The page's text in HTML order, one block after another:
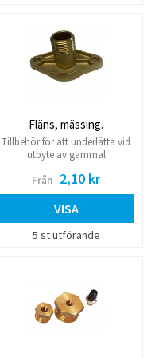
Fläns, mässing.
Tillbehör för att underlätta vid
utbyte av gammal
löstagbar pump vid
vinterförvaring. Bulthål 95 mm
c-c.
Från 2,10 kr
VISA
5 st utförande